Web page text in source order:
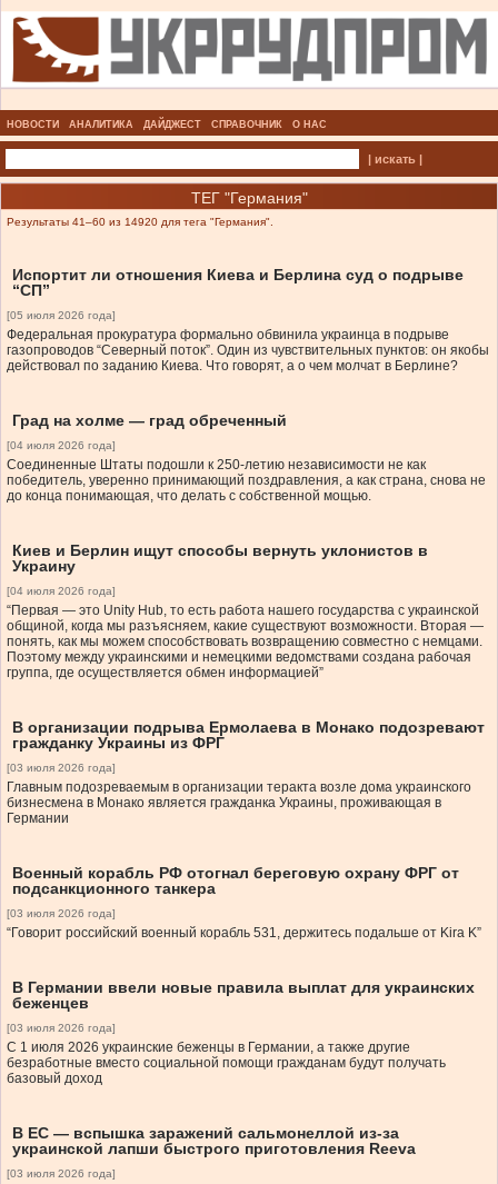
НОВОСТИ АНАЛИТИКА ДАЙДЖЕСТ СПРАВОЧНИК О НАС
| искать |
ТЕГ "Германия"
Результаты 41–60 из 14920 для тега "Германия".
Испортит ли отношения Киева и Берлина суд о подрыве
“СП”
[05 июля 2026 года]
Федеральная прокуратура формально обвинила украинца в подрыве
газопроводов “Северный поток”. Один из чувствительных пунктов: он якобы
действовал по заданию Киева. Что говорят, а о чем молчат в Берлине?
Град на холме — град обреченный
[04 июля 2026 года]
Соединенные Штаты подошли к 250-летию независимости не как
победитель, уверенно принимающий поздравления, а как страна, снова не
до конца понимающая, что делать с собственной мощью.
Киев и Берлин ищут способы вернуть уклонистов в
Украину
[04 июля 2026 года]
“Первая — это Unity Hub, то есть работа нашего государства с украинской
общиной, когда мы разъясняем, какие существуют возможности. Вторая —
понять, как мы можем способствовать возвращению совместно с немцами.
Поэтому между украинскими и немецкими ведомствами создана рабочая
группа, где осуществляется обмен информацией”
В организации подрыва Ермолаева в Монако подозревают
гражданку Украины из ФРГ
[03 июля 2026 года]
Главным подозреваемым в организации теракта возле дома украинского
бизнесмена в Монако является гражданка Украины, проживающая в
Германии
Военный корабль РФ отогнал береговую охрану ФРГ от
подсанкционного танкера
[03 июля 2026 года]
“Говорит российский военный корабль 531, держитесь подальше от Kira K”
В Германии ввели новые правила выплат для украинских
беженцев
[03 июля 2026 года]
С 1 июля 2026 украинские беженцы в Германии, а также другие
безработные вместо социальной помощи гражданам будут получать
базовый доход
В ЕС — вспышка заражений сальмонеллой из-за
украинской лапши быстрого приготовления Reeva
[03 июля 2026 года]